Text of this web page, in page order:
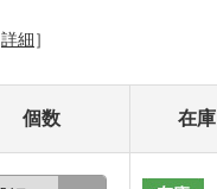
詳細 ］
個数 在庫